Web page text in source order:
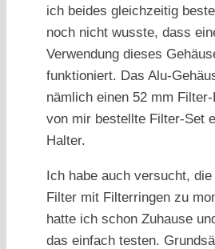
ich beides gleichzeitig
noch nicht wusste, dass
Verwendung dieses
funktioniert. Das Alu-
nämlich einen 52 mm
von mir bestellte Filter-Set
Halter.
Ich habe auch versucht,
Filter mit Filterringen zu
hatte ich schon Zuhause
das einfach testen.